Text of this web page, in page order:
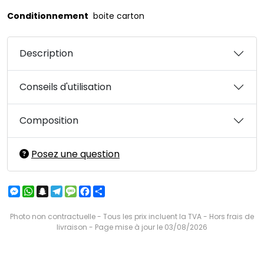
Conditionnement boite carton
Description
Conseils d'utilisation
Composition
Posez une question
Messenger
WhatsApp
Snapchat
Telegram
MessageFacebook
Photo non contractuelle - Tous les prix incluent la TVA - Hors frais de
livraison - Page mise à jour le 03/08/2026